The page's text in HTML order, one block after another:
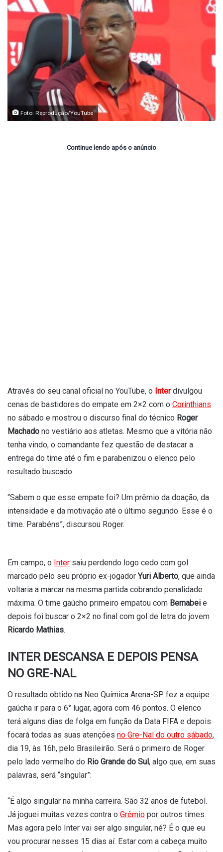
Foto: Reprodução/YouTube
Continue lendo após o anúncio
Através do seu canal oficial no YouTube, o Interdivulgou
cenas de bastidores do empate em 2×2 com o Corinthians
no sábado e mostrou o discurso final do técnico Roger
Machado no vestiário aos atletas. Mesmo que a vitória não
tenha vindo, o comandante fez questão de destacar a
entrega do time até o fim e parabenizou o elenco pelo
resultado buscado:
“Sabem o que esse empate foi? Um prêmio da doação, da
intensidade e da motivação até o último segundo. Esse é o
time. Parabéns”, discursou Roger.
Em campo, o Inter saiu perdendo logo cedo com gol
marcado pelo seu próprio ex-jogador Yuri Alberto, que ainda
voltaria a marcar na mesma partida cobrando penalidade
máxima. O time gaúcho primeiro empatou com Bernabei e
depois foi buscar o 2×2 no final com gol de letra do jovem
Ricardo Mathias.
INTER DESCANSA E DEPOIS PENSA
NO GRE-NAL
O resultado obtido na Neo Química Arena-SP fez a equipe
gaúcha ir para o 6° lugar, agora com 46 pontos. O elenco
terá alguns dias de folga em função da Data FIFA e depois
focará todas as suas atenções no Gre-Nal do outro sábado,
dia 19, às 16h, pelo Brasileirão. Será o primeiro de Roger
pelo lado vermelho do Rio Grande do Sul , algo que, em suas
palavras, será “singular”:
“É algo singular na minha carreira. São 32 anos de futebol.
Já joguei muitas vezes contra o Grêmio por outros times.
Mas agora pelo Inter vai ser algo singular, né? É o que eu
vou procurar nesses 15 dias aí. Estar com a cabeça muito